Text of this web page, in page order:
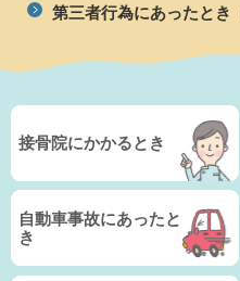
第三者行為にあったとき
接骨院にかかるとき
自動車事故にあったと
き